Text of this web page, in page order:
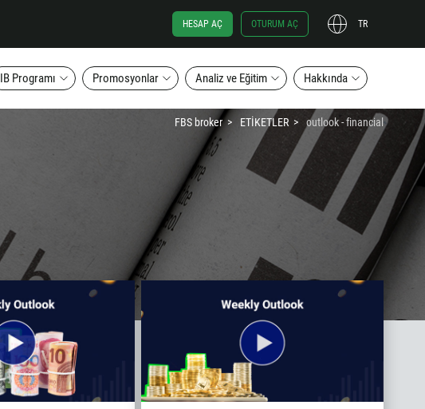
HESAP AÇ OTURUM AÇ TR
IB Programı Promosyonlar Analiz ve Eğitim Hakkında
FBS broker ETİKETLER outlook - financial